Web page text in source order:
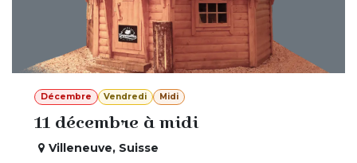
Décembre Vendredi Midi
11 décembre à midi
Villeneuve, Suisse